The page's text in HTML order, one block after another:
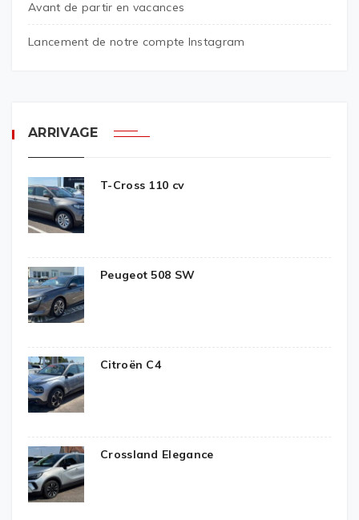
Avant de partir en vacances
Lancement de notre compte Instagram
ARRIVAGE
T-Cross 110 cv
Peugeot 508 SW
Citroën C4
Crossland Elegance